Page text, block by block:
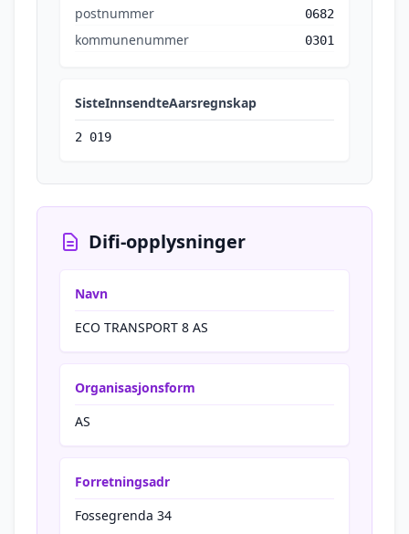
postnummer 0682
kommunenummer 0301
SisteInnsendteAarsregnskap
2 019
Difi-opplysninger
Navn
ECO TRANSPORT 8 AS
Organisasjonsform
AS
Forretningsadr
Fossegrenda 34